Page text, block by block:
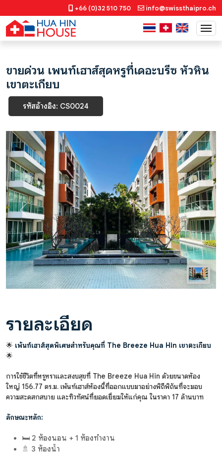
+66 (0)32 510 750 info@swissthaipro.ch
ขายด่วน เพนท์เฮาส์สุดหรูที่เดอะบรีซ หัวหิน
เขาตะเกียบ
รหัสอ้างอิง: CS0024
Previous Next
รายละเอียด
🌟 เพ้นท์เฮาส์สุดพิเศษสำหรับคุณที่ The Breeze Hua Hin เขาตะเกียบ
🌟
การใช้ชีวิตที่หรูหราและสงบสุขที่ The Breeze Hua Hin ด้วยขนาดห้อง
ใหญ่ 156.77 ตร.ม. เพ้นท์เฮาส์ห้องนี้ที่ออกแบบมาอย่างพิถีพิถันที่จะมอบ
ความสะดสกสบาย และทิวทัศน์ที่ยอดเยี่ยมให้แก่คุณ ในราคา 17 ล้านบาท
ลักษณะหลัก:
🛏️ 2 ห้องนอน + 1 ห้องทำงาน
🚿 3 ห้องน้ำ